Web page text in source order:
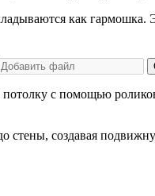
как
с помощью
стены, создавая